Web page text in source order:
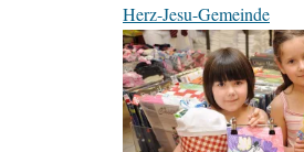
In Bezug auf
Herz-Jesu-Gemeinde